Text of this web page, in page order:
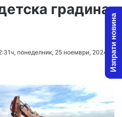
градина
понеделник, 25 ноември, 2024 Изпрати новина